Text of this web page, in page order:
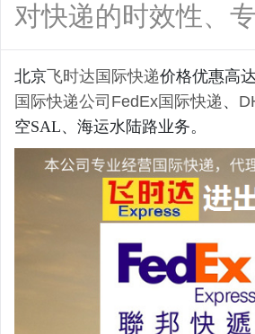
对快递的时效性、
北京 飞时达 国际快递价格优惠高
国际快递公司 FedEx国际快递 、
空SAL、海运水陆路业务。